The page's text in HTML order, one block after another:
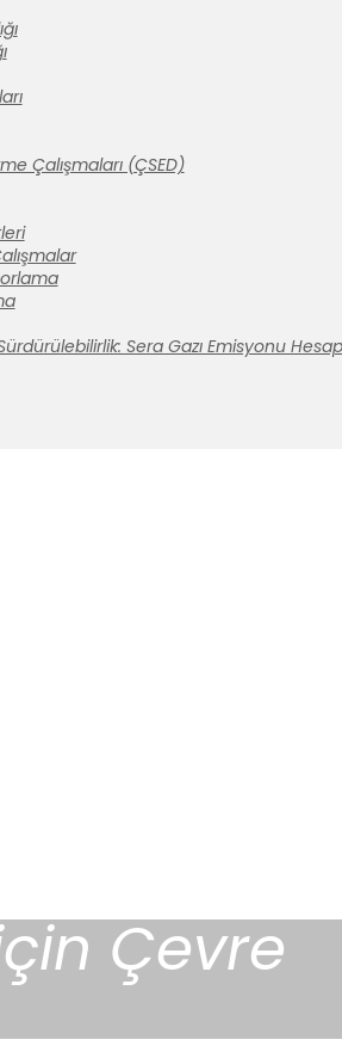
Çalışmaları (ÇSED)
Sera Gazı Emisyonu
Çevre